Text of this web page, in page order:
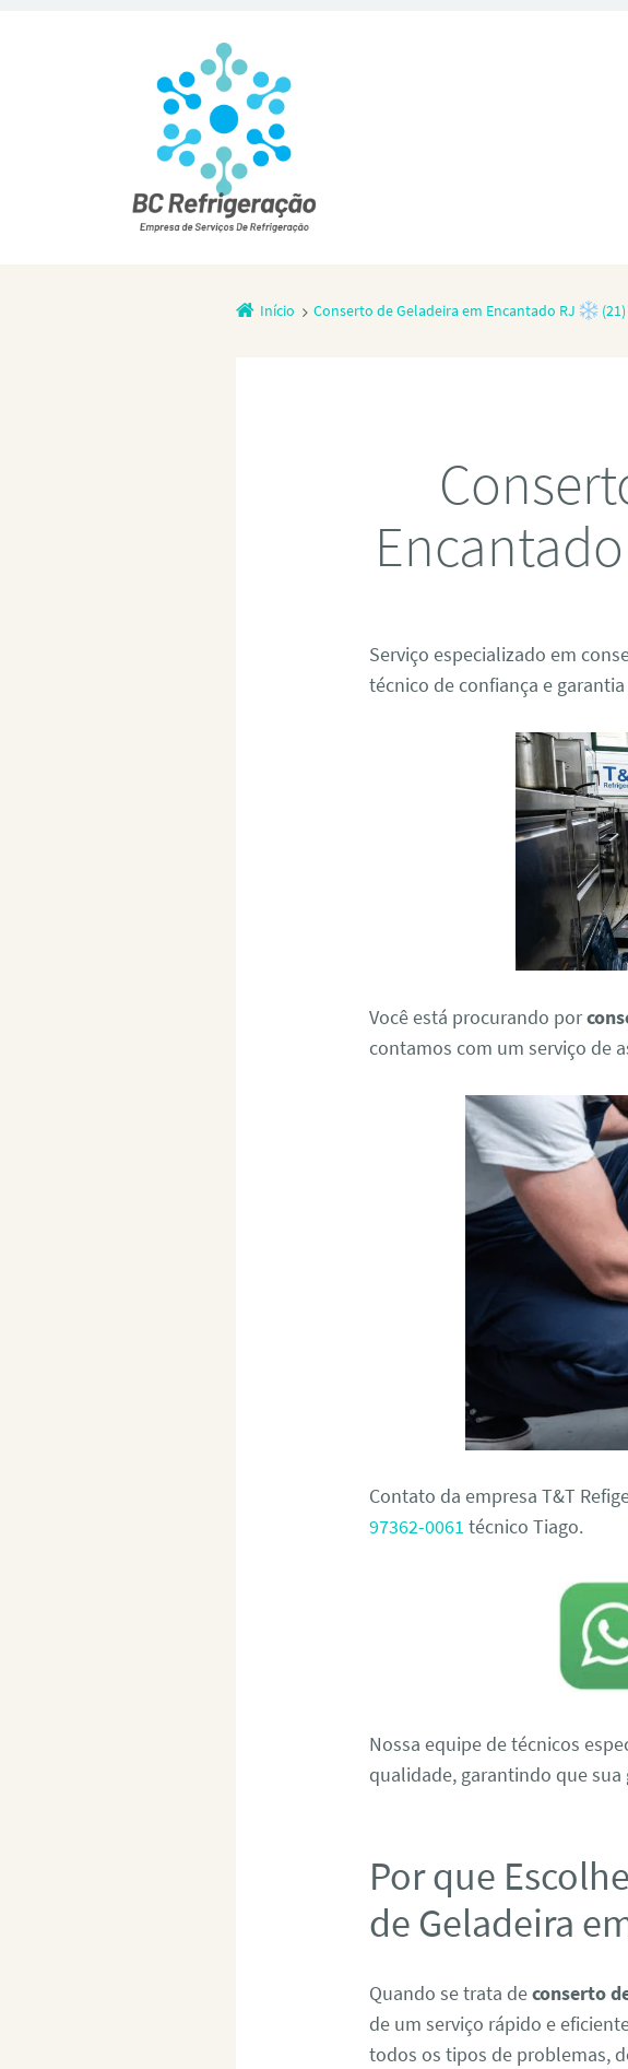
Início Conserto de Geladeira em Encantado RJ
Encantado
Serviço especializado em
técnico de confiança e
Você está procurando por
contamos com um serviço de
Contato da empresa T&T
97362-0061 técnico Tiago.
Nossa equipe de técnicos
qualidade, garantindo que
Por que
de Geladeira
Quando se trata deconserto
de um serviço rápido e
todos os tipos de problemas,